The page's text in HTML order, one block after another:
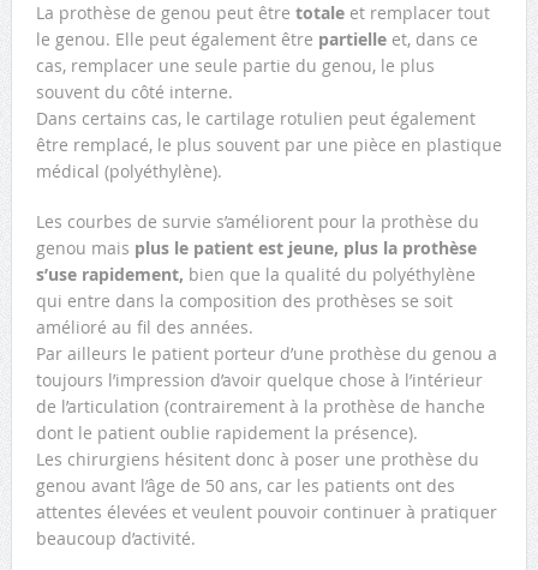
La prothèse de genou peut être totaleet remplacer tout
le genou. Elle peut également être partielleet, dans ce
cas, remplacer une seule partie du genou, le plus
souvent du côté interne.
Dans certains cas, le cartilage rotulien peut également
être remplacé, le plus souvent par une pièce en plastique
médical (polyéthylène).
Les courbes de survie s’améliorent pour la prothèse du
genou mais plus le patient est jeune, plus la prothèse
s’use rapidement, bien que la qualité du polyéthylène
qui entre dans la composition des prothèses se soit
amélioré au fil des années.
Par ailleurs le patient porteur d’une prothèse du genou a
toujours l’impression d’avoir quelque chose à l’intérieur
de l’articulation (contrairement à la prothèse de hanche
dont le patient oublie rapidement la présence).
Les chirurgiens hésitent donc à poser une prothèse du
genou avant l’âge de 50 ans, car les patients ont des
attentes élevées et veulent pouvoir continuer à pratiquer
beaucoup d’activité.